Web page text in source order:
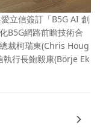
立信簽訂「B5G AI 創
B5G網路前瞻技術合
裁柯瑞東(Chris Houg
行長鮑毅康(Börje Ek